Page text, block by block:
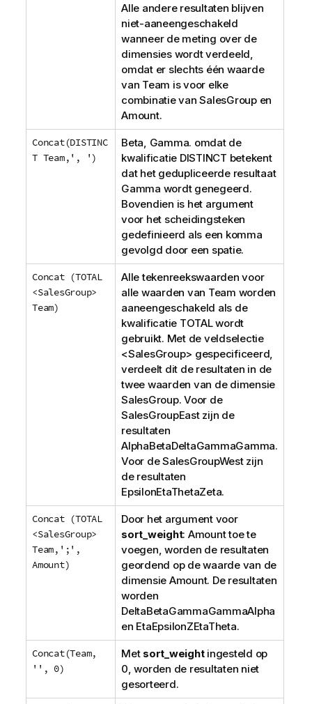
Alle andere resultaten blijven
niet-aaneengeschakeld
wanneer de meting over de
dimensies wordt verdeeld,
omdat er slechts één waarde
van Team is voor elke
combinatie vanSalesGroupen
Amount.
Concat(DISTINC
T Team,', ')
Beta, Gamma. omdat de
kwalificatie DISTINCT betekent
dat het gedupliceerde resultaat
Gamma wordt genegeerd.
Bovendien is het argument
voor het scheidingsteken
gedefinieerd als een komma
gevolgd door een spatie.
Concat (TOTAL
<SalesGroup>
Team)
Alle tekenreekswaarden voor
alle waarden van Team worden
aaneengeschakeld als de
kwalificatie TOTALwordt
gebruikt. Met de veldselectie
<SalesGroup> gespecificeerd,
verdeelt dit de resultaten in de
twee waarden van de dimensie
SalesGroup. Voor de
SalesGroupEastzijn de
resultaten
AlphaBetaDeltaGammaGamma.
Voor deSalesGroupWestzijn
de resultaten
EpsilonEtaThetaZeta.
Concat (TOTAL
<SalesGroup>
Team,';',
Amount)
Door het argument voor
sort_weight: Amounttoe te
voegen, worden de resultaten
geordend op de waarde van de
dimensie Amount. De resultaten
worden
DeltaBetaGammaGammaAlpha
en EtaEpsilonZEtaTheta.
Concat(Team,
'', 0)
Met sort_weightingesteld op
0, worden de resultaten niet
gesorteerd.